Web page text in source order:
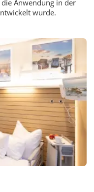
Anwendung in der
wurde.